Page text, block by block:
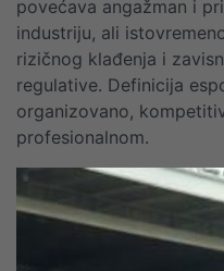
povećava angažman i
industriju, ali
rizičnog klađenja i
regulative. Definicija
organizovano,
profesionalnom.